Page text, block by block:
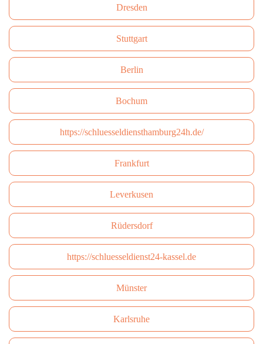
Dresden
Stuttgart
Berlin
Bochum
https://schluesseldiensthamburg24h.de/
Frankfurt
Leverkusen
Rüdersdorf
https://schluesseldienst24-kassel.de
Münster
Karlsruhe